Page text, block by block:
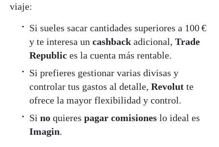
viaje:
Si sueles sacar cantidades superiores a 100 €
y te interesa un cashback adicional, Trade
Republic es la cuenta más rentable.
Si prefieres gestionar varias divisas y
controlar tus gastos al detalle, Revolut te
ofrece la mayor flexibilidad y control.
Si no quieres pagar comisiones lo ideal es
Imagin.